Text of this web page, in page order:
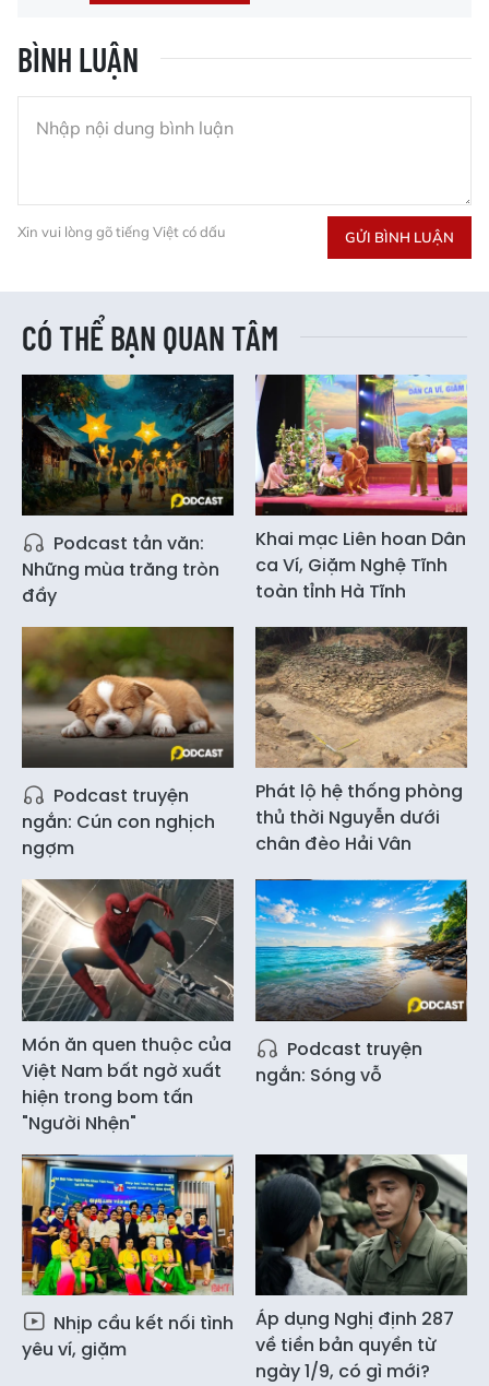
BÌNH LUẬN
Xin vui lòng gõ tiếng Việt có dấu GỬI BÌNH LUẬN
CÓ THỂ BẠN QUAN TÂM
Podcast tản văn:
Những mùa trăng tròn
đầy
Khai mạc Liên hoan Dân
ca Ví, Giặm Nghệ Tĩnh
toàn tỉnh Hà Tĩnh
Podcast truyện
ngắn: Cún con nghịch
ngợm
Phát lộ hệ thống phòng
thủ thời Nguyễn dưới
chân đèo Hải Vân
Món ăn quen thuộc của
Việt Nam bất ngờ xuất
hiện trong bom tấn
"Người Nhện"
Podcast truyện
ngắn: Sóng vỗ
Nhịp cầu kết nối tình
yêu ví, giặm
Áp dụng Nghị định 287
về tiền bản quyền từ
ngày 1/9, có gì mới?